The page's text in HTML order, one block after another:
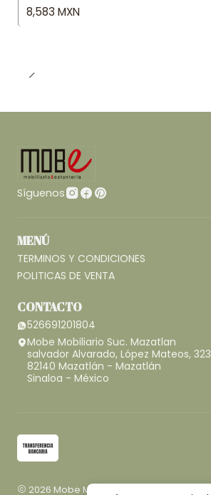
8,583 MXN
Síguenos
MENÚ
TERMINOS Y CONDICIONES
POLITICAS DE VENTA
CONTACTO
526691201804
Mobe Mobiliario Suc. Mazatlan
salvador Alvarado, López Mateos, 323
82140 Mazatlán - Mazatlán
Sinaloa - México
2026 Mobe Mobiliario.